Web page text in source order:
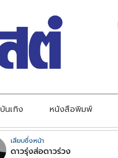
บันเทิง หนังสือพิมพ์
เสียบซึ่งหน้า
ดาวรุ่งส่อดาวร่วง